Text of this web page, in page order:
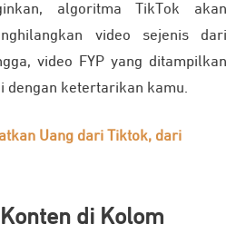
algoritma TikTok akan
video sejenis dari
video FYP yang ditampilkan
dengan ketertarikan kamu.
Uang dari Tiktok, dari
di Kolom